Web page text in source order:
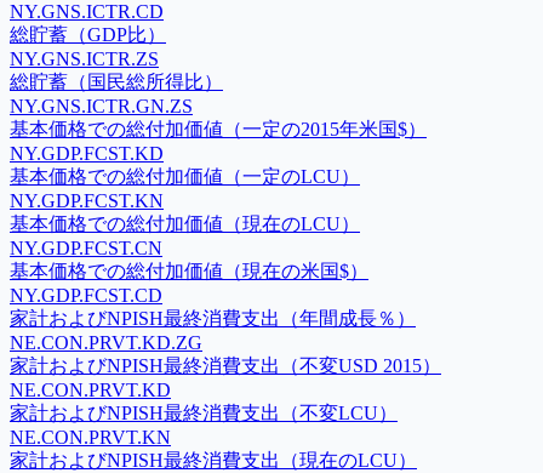
NY.GNS.ICTR.CD
総貯蓄（GDP比）
NY.GNS.ICTR.ZS
総貯蓄（国民総所得比）
NY.GNS.ICTR.GN.ZS
基本価格での総付加価値（一定の2015年米国$）
NY.GDP.FCST.KD
基本価格での総付加価値（一定のLCU）
NY.GDP.FCST.KN
基本価格での総付加価値（現在のLCU）
NY.GDP.FCST.CN
基本価格での総付加価値（現在の米国$）
NY.GDP.FCST.CD
家計およびNPISH最終消費支出（年間成長％）
NE.CON.PRVT.KD.ZG
家計およびNPISH最終消費支出（不変USD 2015）
NE.CON.PRVT.KD
家計およびNPISH最終消費支出（不変LCU）
NE.CON.PRVT.KN
家計およびNPISH最終消費支出（現在のLCU）